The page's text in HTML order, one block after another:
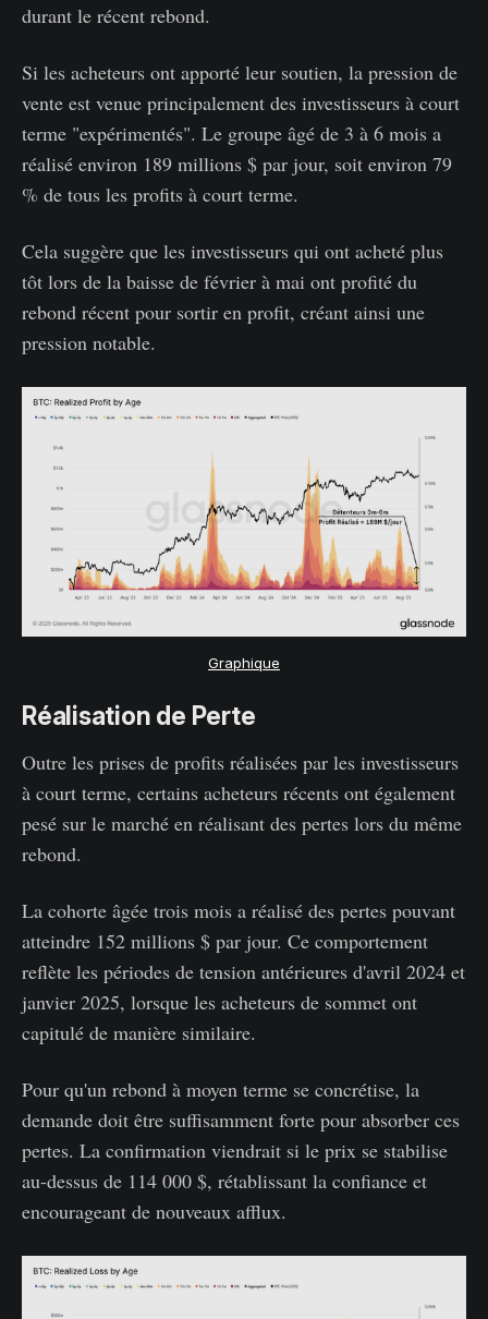
durant le récent rebond.
Si les acheteurs ont apporté leur soutien, la pression de
vente est venue principalement des investisseurs à court
terme "expérimentés". Le groupe âgé de 3 à 6 mois a
réalisé environ 189 millions $ par jour, soit environ 79
% de tous les profits à court terme.
Cela suggère que les investisseurs qui ont acheté plus
tôt lors de la baisse de février à mai ont profité du
rebond récent pour sortir en profit, créant ainsi une
pression notable.
Graphique
Réalisation de Perte
Outre les prises de profits réalisées par les investisseurs
à court terme, certains acheteurs récents ont également
pesé sur le marché en réalisant des pertes lors du même
rebond.
La cohorte âgée trois mois a réalisé des pertes pouvant
atteindre 152 millions $ par jour. Ce comportement
reflète les périodes de tension antérieures d'avril 2024 et
janvier 2025, lorsque les acheteurs de sommet ont
capitulé de manière similaire.
Pour qu'un rebond à moyen terme se concrétise, la
demande doit être suffisamment forte pour absorber ces
pertes. La confirmation viendrait si le prix se stabilise
au-dessus de 114 000 $, rétablissant la confiance et
encourageant de nouveaux afflux.